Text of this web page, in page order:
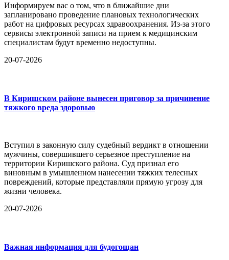
Информируем вас о том, что в ближайшие дни
запланировано проведение плановых технологических
работ на цифровых ресурсах здравоохранения. Из-за этого
сервисы электронной записи на прием к медицинским
специалистам будут временно недоступны.
20-07-2026
В Киришском районе вынесен приговор за причинение
тяжкого вреда здоровью
Вступил в законную силу судебный вердикт в отношении
мужчины, совершившего серьезное преступление на
территории Киришского района. Суд признал его
виновным в умышленном нанесении тяжких телесных
повреждений, которые представляли прямую угрозу для
жизни человека.
20-07-2026
Важная информация для будогощан